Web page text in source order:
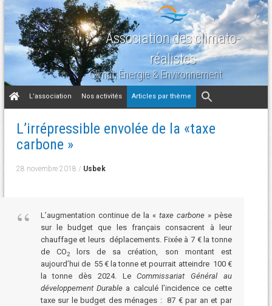
Association des climato-
réalistes
Climat, Énergie & Environnement
Aller
au
L’association Nos activités Articles par thème
L’irrépressible envolée de la «taxe
carbone »
28 novembre 2018 / Usbek
L’augmentation continue de la «taxe carbone » pèse
sur le budget que les français consacrent à leur
chauffage et leurs déplacements. Fixée à 7 € la tonne
de CO2lors de sa création, son montant est
aujourd’hui de 55 € la tonne et pourrait atteindre 100 €
la tonne dès 2024. LeCommissariat Général au
développement Durable a calculé l’incidence ce cette
taxe sur le budget des ménages : 87 € par an et par